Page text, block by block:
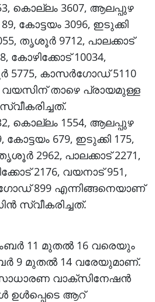
കൊല്ലം 3607, ആലപ്പുഴ
കോട്ടയം 3096, ഇടുക്കി
തൃശൂര്‍ 9712, പാലക്കാട്
കോഴിക്കോട് 10034,
5775, കാസര്‍ഗോഡ് 5110
താഴെ പ്രായമുള്ള
കൊല്ലം 1554, ആലപ്പുഴ
കോട്ടയം 679, ഇടുക്കി 175,
2962, പാലക്കാട് 2271,
2176, വയനാട് 951,
899 എന്നിങ്ങനെയാണ്
സ്വീകരിച്ചത്.
11 മുതല്‍ 16 വരെയും
9 മുതല്‍ 14 വരേയുമാണ്.
വാക്‌സിനേഷന്‍
ഉള്‍പ്പെടെ ആറ്